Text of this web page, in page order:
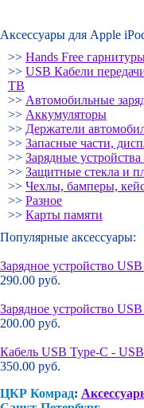
Аксессуары для Apple
>> Hands Free
>> USB Кабели
ТВ
>> Автомобильные
>> Аккумуляторы
>> Держатели
>> Запасные части,
>> Зарядные устройства
>> Защитные стекла и
>> Чехлы, бамперы,
>> Разное
>> Карты памяти
Популярные аксессуары:
Зарядное устройство
290.00 руб.
Зарядное устройство
200.00 руб.
Кабель USB Type-C -
350.00 руб.
ЦКР Комрад: